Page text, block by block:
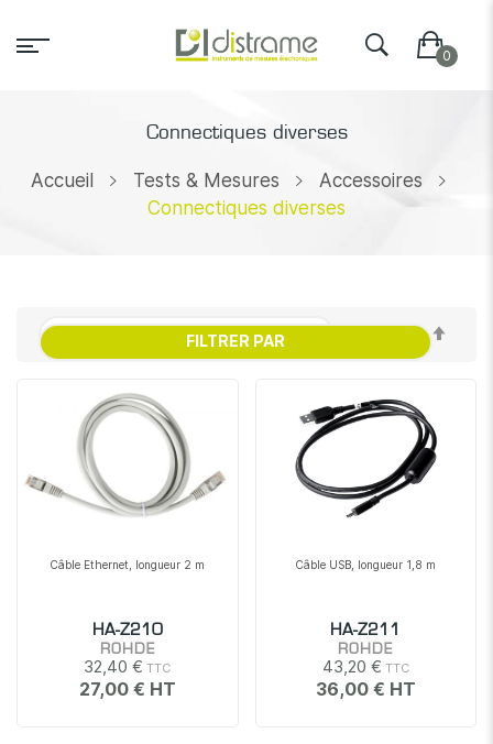
Connectiques diverses
Accueil Tests & Mesures
Accessoires
Connectiques diverses
Câble Ethernet, longueur 2 m
HA-Z210
ROHDE
32,40 €
27,00 €
Câble USB, longueur 1,8 m
HA-Z211
ROHDE
43,20 €
36,00 €
FILTRER PAR